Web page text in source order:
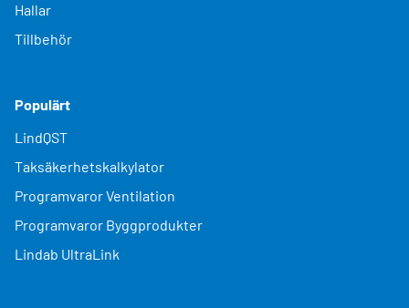
Hallar
Tillbehör
Populärt
LindQST
Taksäkerhetskalkylator
Programvaror Ventilation
Programvaror Byggprodukter
Lindab UltraLink